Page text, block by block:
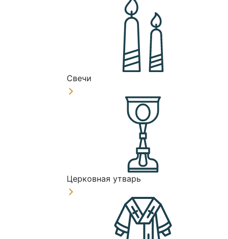
Свечи
Церковная утварь